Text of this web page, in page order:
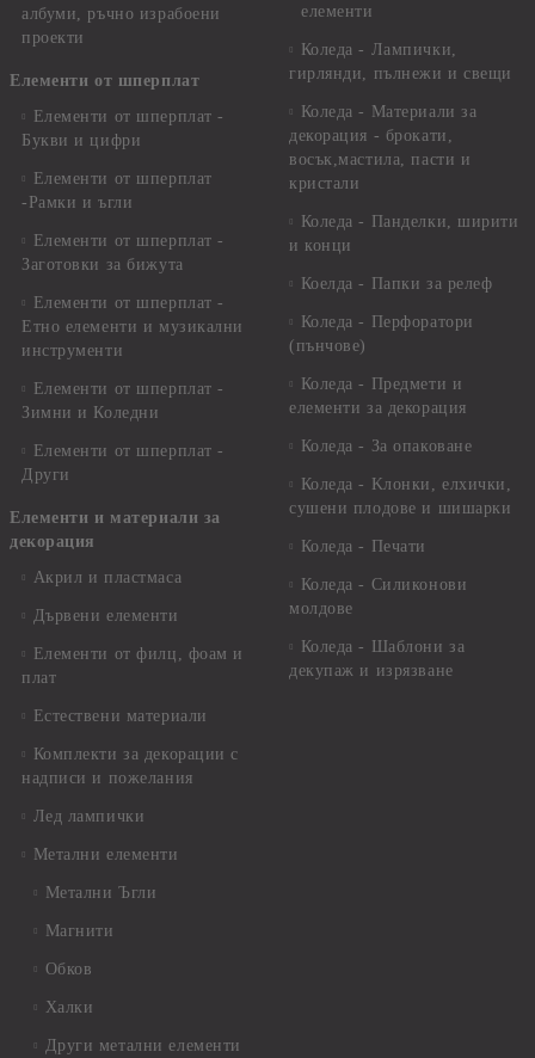
албуми, ръчно израбоени
проекти
Елементи от шперплат
Елементи от шперплат -
Букви и цифри
Елементи от шперплат
-Рамки и ъгли
Елементи от шперплат -
Заготовки за бижута
Елементи от шперплат -
Етно елементи и музикални
инструменти
Елементи от шперплат -
Зимни и Коледни
Елементи от шперплат -
Други
Елементи и материали за
декорация
Акрил и пластмаса
Дървени елементи
Елементи от филц, фоам и
плат
Естествени материали
Комплекти за декорации с
надписи и пожелания
Лед лампички
Метални елементи
Метални Ъгли
Магнити
Обков
Халки
Други метални елементи
елементи
Коледа - Лампички,
гирлянди, пълнежи и свещи
Коледа - Материали за
декорация - брокати,
восък,мастила, пасти и
кристали
Коледа - Панделки, ширити
и конци
Коелда - Папки за релеф
Коледа - Перфоратори
(пънчове)
Коледа - Предмети и
елементи за декорация
Коледа - За опаковане
Коледа - Kлонки, елхички,
сушени плодове и шишарки
Коледа - Печати
Коледа - Силиконови
молдове
Коледа - Шаблони за
декупаж и изрязване